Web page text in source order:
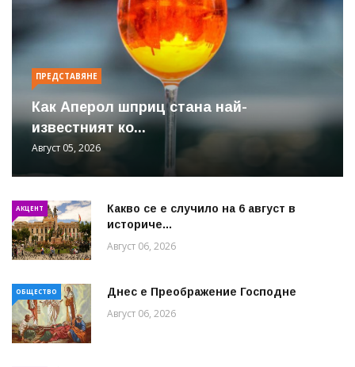
ПРЕДСТАВЯНЕ
Как Аперол шприц стана най-
известният ко...
Август 05, 2026
АКЦЕНТ
Какво се е случило на 6 август в
историче...
Август 06, 2026
ОБЩЕСТВО Днес е Преображение Господне
Август 06, 2026